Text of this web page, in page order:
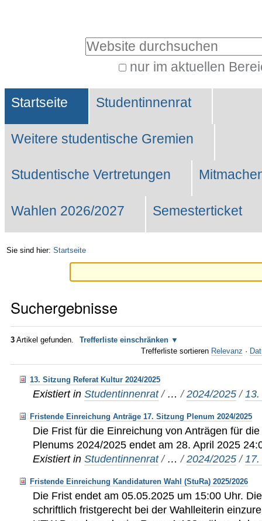
Website durchsuchen
nur im aktuellen
Suche…
Sektionen
Startseite Studentinnenrat
Weitere studentische Gremien
Studentische Vertretungen
Wahlen 2026/2027 Semesterticket
Sie sind hier: Startseite
Suchergebnisse
3 Artikel gefunden.
Trefferliste einschränken
Trefferliste sortieren Relevanz ·
13. Sitzung Referat Kultur 2024/2025
Existiert in Studentinnenrat / …/2024/2025 /
Fristende Einreichung Anträge 17. Sitzung Plenum 2024/2025
Die Frist für die Einreichung von Anträgen für
Plenums 2024/2025 endet am 28. April 2025
Existiert in Studentinnenrat / …/2024/2025 /
Fristende Einreichung Kandidaturen Wahl (StuRa) 2025/2026
Die Frist endet am 05.05.2025 um 15:00 Uhr.
schriftlich fristgerecht bei der Wahlleiterin